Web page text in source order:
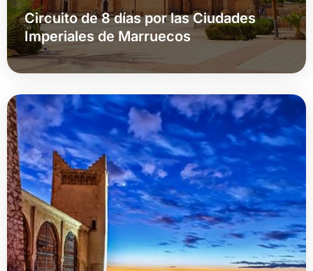
Circuito de 8 días por las Ciudades
Imperiales de Marruecos
Más Información